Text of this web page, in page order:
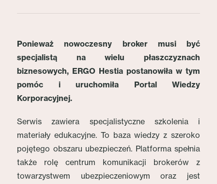
Ponieważ nowoczesny broker musi być
specjalistą na wielu płaszczyznach
biznesowych, ERGO Hestia postanowiła w tym
pomóc i uruchomiła Portal Wiedzy
Korporacyjnej.
Serwis zawiera specjalistyczne szkolenia i
materiały edukacyjne. To baza wiedzy z szeroko
pojętego obszaru ubezpieczeń. Platforma spełnia
także rolę centrum komunikacji brokerów z
towarzystwem ubezpieczeniowym oraz jest